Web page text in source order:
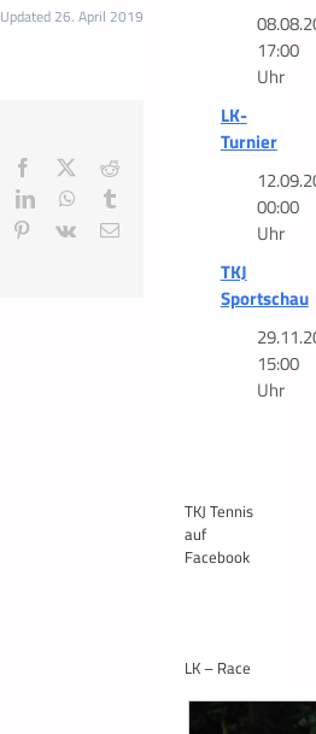
Updated 26. April 2019
Facebook
Reddit
LinkedInWhatsApp
Pinterest
Vk
E-
17:00
Uhr
LK-
Turnier
00:00
Uhr
TKJ
Sportschau
15:00
Uhr
TKJ Tennis
auf
Facebook
LK – Race